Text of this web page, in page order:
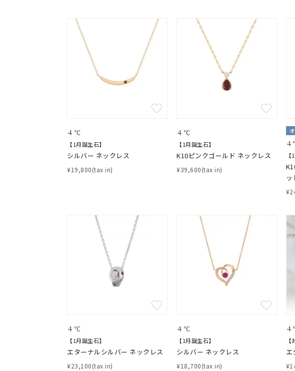
#ハーフエタニティリン
プラチナ
カラー イエローカラー
2月の誕生石
モチーフ
しずく 一粒
クロス
リセット
おすすめ順
価格が安い
価格が高い
新着順
お気に入り登録数
４℃
【1月誕生石】
シルバー ネックレス
¥19,800(tax in)
４℃
【1月誕生石】
K10ピンクゴールド ネックレス
¥39,600(tax in)
ッ
４℃
【1月誕生石】
エターナルシルバー ネックレス
¥23,100(tax in)
４℃
【1月誕生石】
シルバー ネックレス
¥18,700(tax in)
エ